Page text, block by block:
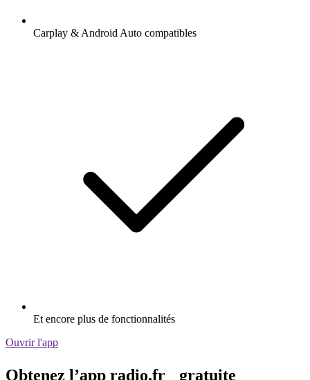
Carplay & Android Auto compatibles
Et encore plus de fonctionnalités
Ouvrir l'app
Obtenez l’app radio.fr gratuite